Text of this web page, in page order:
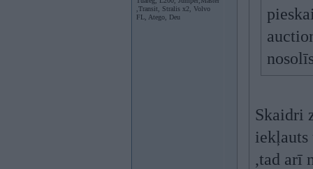
,Transit, Stralis x2, Volvo
FL, Atego, Deu
Skaidri
iekļauts
,tad arī